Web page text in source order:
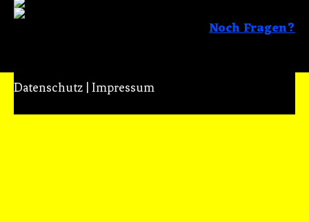
Noch Fragen?
Datenschutz| Impressum